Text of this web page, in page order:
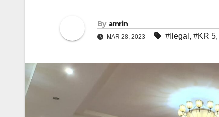
By amrin
MAR 28, 2023 #Ilegal , #KR 5,